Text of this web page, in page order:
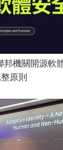
邦機關開源軟
原則